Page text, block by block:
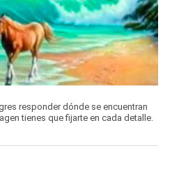
responder dónde se encuentran
tienes que fijarte en cada detalle.